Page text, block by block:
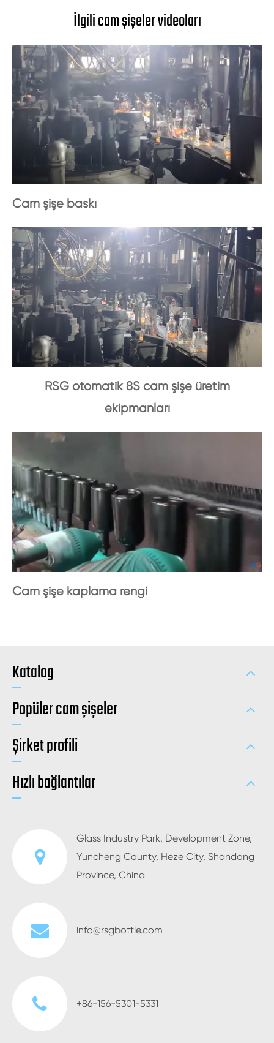
İlgili cam şişeler videoları
Cam şişe baskı
RSG otomatik 8S cam şişe üretim
ekipmanları
Cam şişe kaplama rengi
Katalog
Popüler cam şişeler
Şirket profili
Hızlı bağlantılar
Glass Industry Park, Development Zone,
Yuncheng County, Heze City, Shandong
Province, China
info@rsgbottle.com
+86-156-5301-5331